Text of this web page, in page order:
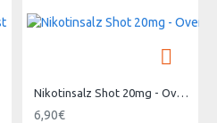
Nikotinsalz Shot 20mg - Overvape
6,90€